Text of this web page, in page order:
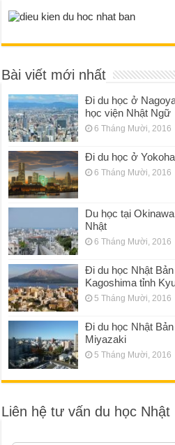
Bài viết mới nhất
Đi du học ở
học viện Nhật Ngữ
6 Tháng Mười, 2016
Đi du học ở
6 Tháng Mười, 2016
Du học tại
Nhật
6 Tháng Mười, 2016
Đi du học Nhật
Kagoshima tỉnh
5 Tháng Mười, 2016
Đi du học Nhật
Miyazaki
5 Tháng Mười, 2016
Liên hệ tư vấn du học Nhật